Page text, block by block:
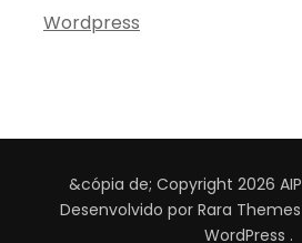
Wordpress
&cópia de; Copyright 2026 AIP
Desenvolvido por Rara Themes
WordPress .